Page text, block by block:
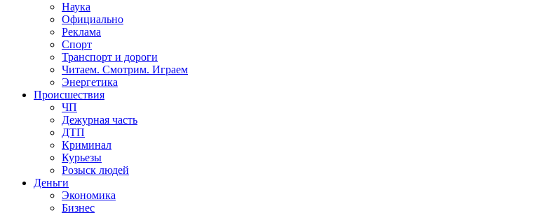
Наука
Официально
Реклама
Спорт
Транспорт и дороги
Читаем. Смотрим. Играем
Энергетика
Происшествия
ЧП
Дежурная часть
ДТП
Криминал
Курьезы
Розыск людей
Деньги
Экономика
Бизнес